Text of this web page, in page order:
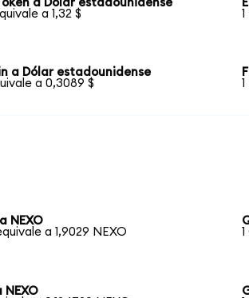
a Dólar estadounidense
a 1,32 $
a Dólar estadounidense
a 0,3089 $
NEXO
a 1,9029 NEXO
NEXO